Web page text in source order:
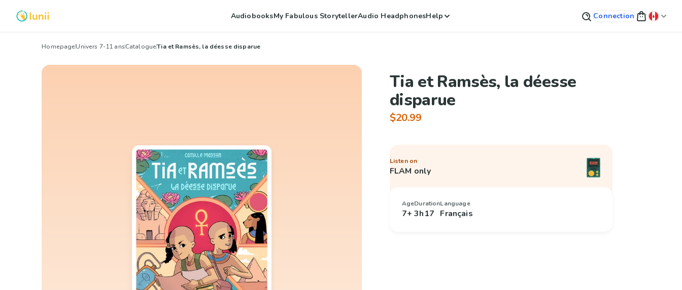
AudiobooksMy Fabulous StorytellerAudio HeadphonesHelp Connection
HomepageUnivers 7-11 ansCatalogueTia et Ramsès, la déesse disparue
Tia et Ramsès, la déesse
disparue
$20.99
Listen on
FLAM only
Age
7+
Duration
3h17
Language
Français